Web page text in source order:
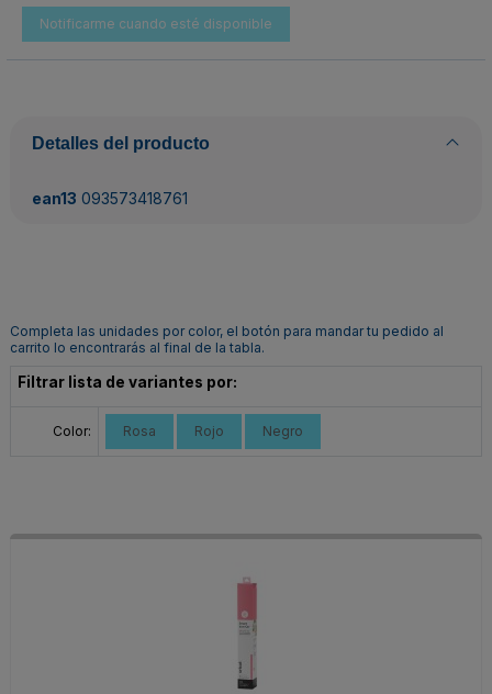
Detalles del producto
ean13 093573418761
Completa las unidades por color, el botón para mandar tu pedido al
carrito lo encontrarás al final de la tabla.
Filtrar lista de variantes por:
Color: Rosa Rojo Negro